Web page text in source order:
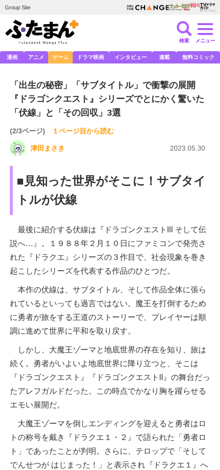
Group Site
検索 メニュー
漫画 アニメ ゲーム ドラマ映画 インタビュー 連載 無料コミック
「出生の秘密」「サブタイトル」で衝撃の展開
『ドラゴンクエスト』シリーズでとにかく驚いた
「伏線」と「その回収」3選
(2/3ページ) １ページ目から読む
津田まさき 2023.05.30
■見知った世界がそこに！サブタイ
トルが伏線
最後に紹介する伏線は『ドラゴンクエストIII そして伝
説へ…』。１９８８年２月１０日にファミコンで発売さ
れた『ドラクエ』シリーズの３作目で、社会現象を巻き
起こしたシリーズを代表する作品のひとつだ。
本作の伏線は、サブタイトル、そして作品全体に張ら
れているといっても過言ではない。魔王を打倒するため
に勇者が旅をする王道のストーリーで、プレイヤーは順
調に進めて世界に平和を取り戻す。
しかし、大魔王ゾーマと地底世界の存在を知り、旅は
続く。勇者がいよいよ地底世界に降り立つと、そこは
『ドラゴンクエスト』『ドラゴンクエストII』の舞台だっ
たアレフガルドだった。この時点でかなり胸を躍らせる
エモい展開だ。
大魔王ゾーマを倒しエンディングを迎えると勇者はロ
トの称号を戴き『ドラクエ１・２』で語られた「勇者ロ
ト」であったことが判明。さらに、テロップで「そして
でんせつが はじまった！」と表示され『ドラクエ１』へ